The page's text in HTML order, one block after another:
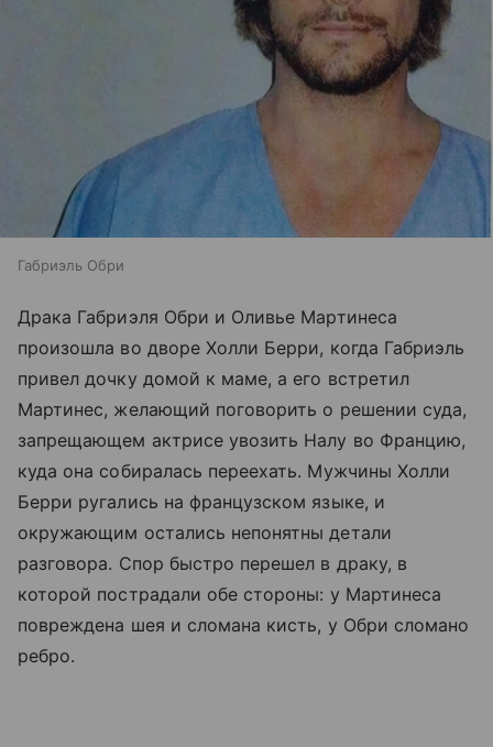
Габриэль Обри
Драка Габриэля Обри и Оливье Мартинеса
произошла во дворе Холли Берри, когда Габриэль
привел дочку домой к маме, а его встретил
Мартинес, желающий поговорить о решении суда,
запрещающем актрисе увозить Налу во Францию,
куда она собиралась переехать. Мужчины Холли
Берри ругались на французском языке, и
окружающим остались непонятны детали
разговора. Спор быстро перешел в драку, в
которой пострадали обе стороны: у Мартинеса
повреждена шея и сломана кисть, у Обри сломано
ребро.